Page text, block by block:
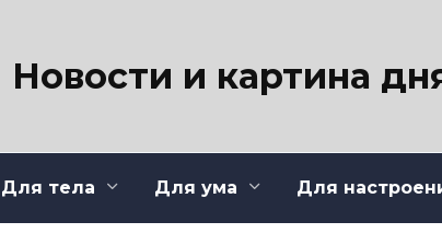
Новости и картина
Для тела Для ума Для